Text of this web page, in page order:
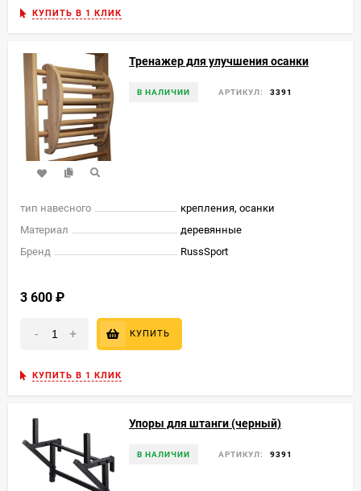
КУПИТЬ В 1 КЛИК
Тренажер для улучшения осанки
В НАЛИЧИИ АРТИКУЛ: 3391
тип навесного
крепления, осанки
Материал
деревянные
Бренд
RussSport
3 600
- + КУПИТЬ
КУПИТЬ В 1 КЛИК
Упоры для штанги (черный)
В НАЛИЧИИ АРТИКУЛ: 9391